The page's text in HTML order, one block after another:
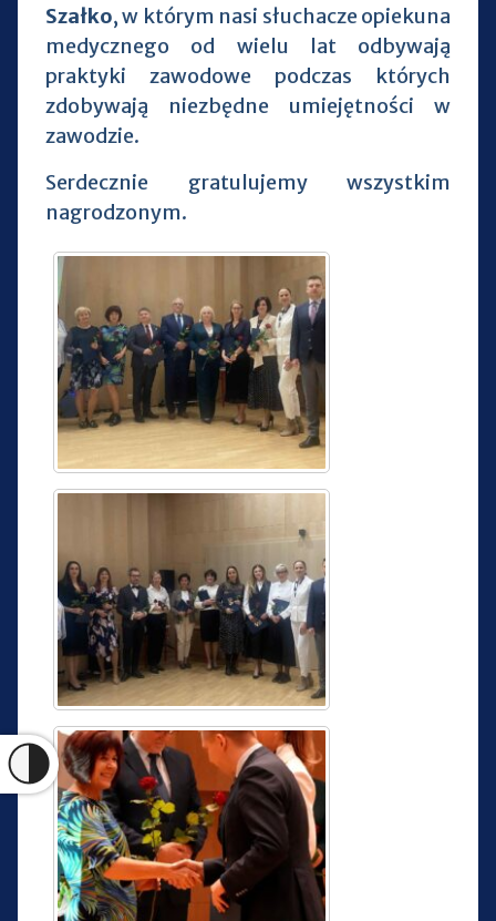
Szałko, w którym nasi słuchacze opiekuna
medycznego od wielu lat odbywają
praktyki zawodowe podczas których
zdobywają niezbędne umiejętności w
zawodzie.
Serdecznie gratulujemy wszystkim
nagrodzonym.